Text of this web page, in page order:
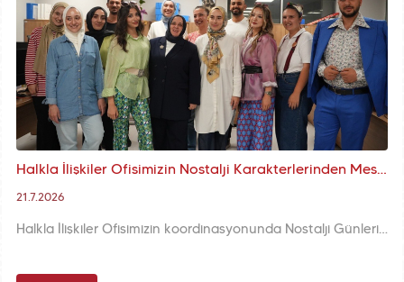
Halkla İlişkiler Ofisimizin Nostalji Karakterlerinden Mesai Arkadaşlarımıza Topkapı Kaleiçi Meydanımızdaki Nostalji Günleri'ne Davet
21.7.2026
Halkla İlişkiler Ofisimizin koordinasyonunda Nostalji Günleri için hazırlanan, 70’li, 80’li ve 90’lı yılların ruhunu yansıtan nostalji karakterleri, belediyemizin hizmet birimlerini ziyaret ederek mesai arkadaşlarımızı Nostalji Günleri’ne davet etti.